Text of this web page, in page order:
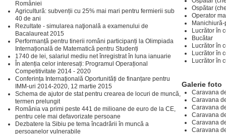
României
Agricultură: subvenții cu 25% mai mari pentru fermierii sub
40 de ani
Rezultate - simularea naţională a examenului de
Bacalaureat 2015
Performanță pentru tinerii români participanți la Olimpiada
Internațională de Matematică pentru Studenți
1740 de lei, salariul mediu net înregistrat în luna ianuarie
În atenția celor interesați: Programul Operațional
Competitivitate 2014 - 2020
Conferința Internațională Oportunități de finanțare pentru
IMM-uri 2014-2020, 12 martie 2015
Schema de ajutor de stat pentru crearea de locuri de muncă,
termen prelungit
România va primi peste 441 de milioane de euro de la CE,
pentru cele mai defavorizate persoane
Dezbatere la Sibiu pe tema încadrării în muncă a
persoanelor vulnerabile
Ospătar
Operator
Lucrător în
Bucătar
Lucrător în
Lucrător în
Lucrător în
Galerie foto
Caravana
Caravana
Caravana
Caravana
Caravana
Caravana